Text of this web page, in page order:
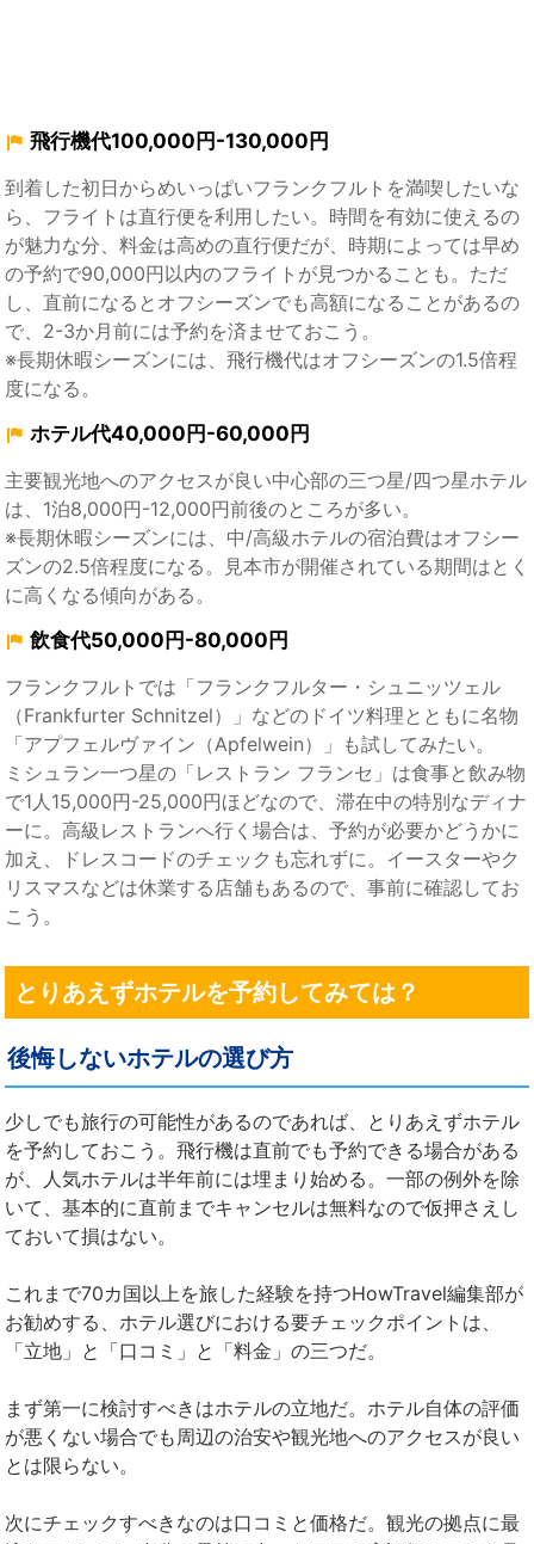
飛行機代100,000円-130,000円
到着した初日からめいっぱいフランクフルトを満喫したいな
ら、フライトは直行便を利用したい。時間を有効に使えるの
が魅力な分、料金は高めの直行便だが、時期によっては早め
の予約で90,000円以内のフライトが見つかることも。ただ
し、直前になるとオフシーズンでも高額になることがあるの
で、2-3か月前には予約を済ませておこう。
※長期休暇シーズンには、飛行機代はオフシーズンの1.5倍程
度になる。
ホテル代40,000円-60,000円
主要観光地へのアクセスが良い中心部の三つ星/四つ星ホテル
は、1泊8,000円-12,000円前後のところが多い。
※長期休暇シーズンには、中/高級ホテルの宿泊費はオフシー
ズンの2.5倍程度になる。見本市が開催されている期間はとく
に高くなる傾向がある。
飲食代50,000円-80,000円
フランクフルトでは「フランクフルター・シュニッツェル
（Frankfurter Schnitzel）」などのドイツ料理とともに名物
「アプフェルヴァイン（Apfelwein）」も試してみたい。
ミシュラン一つ星の「レストラン フランセ」は食事と飲み物
で1人15,000円-25,000円ほどなので、滞在中の特別なディナ
ーに。高級レストランへ行く場合は、予約が必要かどうかに
加え、ドレスコードのチェックも忘れずに。イースターやク
リスマスなどは休業する店舗もあるので、事前に確認してお
こう。
とりあえずホテルを予約してみては？
後悔しないホテルの選び方
少しでも旅行の可能性があるのであれば、とりあえずホテル
を予約しておこう。飛行機は直前でも予約できる場合がある
が、人気ホテルは半年前には埋まり始める。一部の例外を除
いて、基本的に直前までキャンセルは無料なので仮押さえし
ておいて損はない。
これまで70カ国以上を旅した経験を持つHowTravel編集部が
お勧めする、ホテル選びにおける要チェックポイントは、
「立地」と「口コミ」と「料金」の三つだ。
まず第一に検討すべきはホテルの立地だ。ホテル自体の評価
が悪くない場合でも周辺の治安や観光地へのアクセスが良い
とは限らない。
次にチェックすべきなのは口コミと価格だ。観光の拠点に最